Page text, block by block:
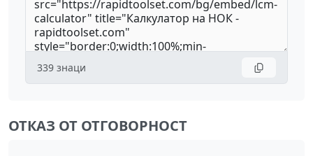
339 знаци
ОТКАЗ ОТ ОТГОВОРНОСТ